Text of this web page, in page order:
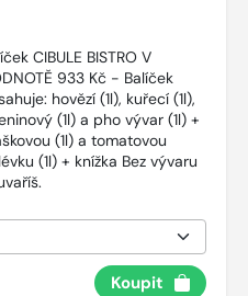
CIBULE BISTRO V
933 Kč - Balíček
hovězí (1l), kuřecí (1l),
(1l) a pho vývar (1l) +
(1l) a tomatovou
(1l) + knížka Bez vývaru
Koupit